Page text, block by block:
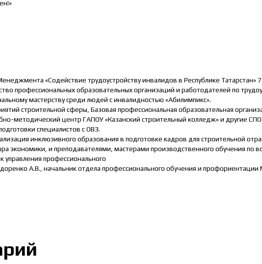
«Содействие трудоустройству инвалидов в Республике
профессиональных образовательных организаций и работодателей по
мастерству среди людей с инвалидностью «Абилимпикс».
строительной сферы, Базовая профессиональная образовательная
методический центр ГАПОУ «Казанский строительный колледж» и другие
специалистов с ОВЗ.
инклюзивного образования в подготовке кадров для строительной
экономики, и преподавателями, мастерами производственного обучения
управления профессионального
А.В., начальник отдела профессионального обучения и